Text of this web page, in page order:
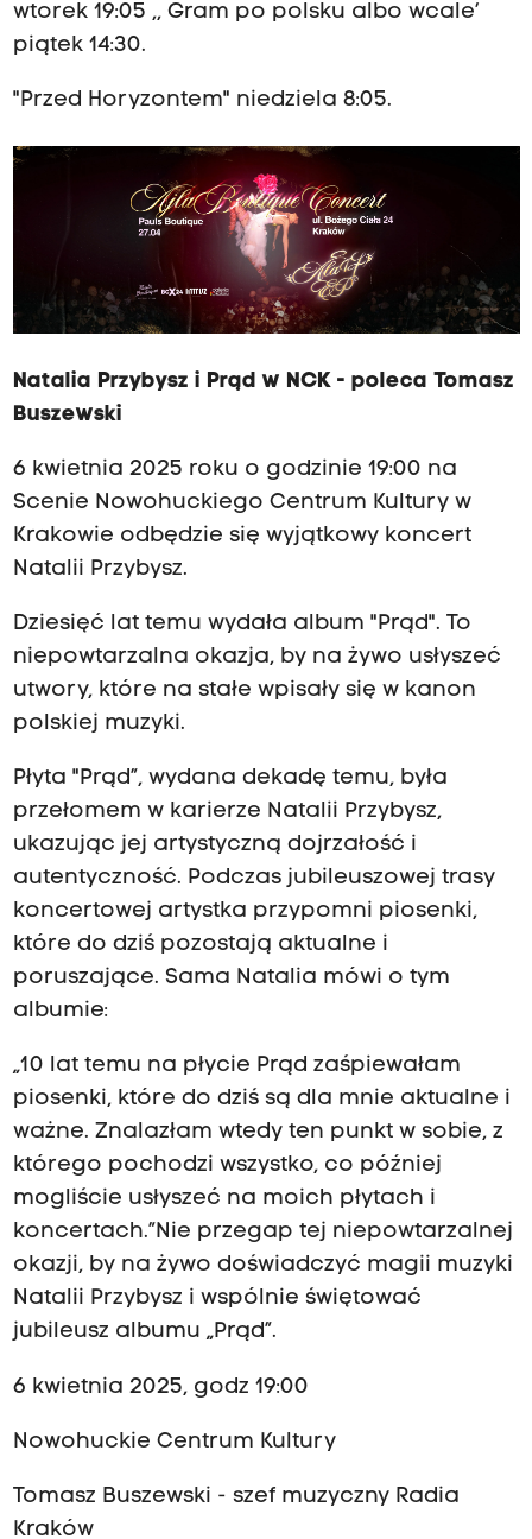
wtorek 19:05 ,, Gram po polsku albo wcale’
piątek 14:30.
"Przed Horyzontem" niedziela 8:05.
Natalia Przybysz i Prąd w NCK - poleca Tomasz
Buszewski
6 kwietnia 2025 roku o godzinie 19:00 na
Scenie Nowohuckiego Centrum Kultury w
Krakowie odbędzie się wyjątkowy koncert
Natalii Przybysz.
Dziesięć lat temu wydała album "Prąd". To
niepowtarzalna okazja, by na żywo usłyszeć
utwory, które na stałe wpisały się w kanon
polskiej muzyki.
Płyta "Prąd”, wydana dekadę temu, była
przełomem w karierze Natalii Przybysz,
ukazując jej artystyczną dojrzałość i
autentyczność. Podczas jubileuszowej trasy
koncertowej artystka przypomni piosenki,
które do dziś pozostają aktualne i
poruszające. Sama Natalia mówi o tym
albumie:
„10 lat temu na płycie Prąd zaśpiewałam
piosenki, które do dziś są dla mnie aktualne i
ważne. Znalazłam wtedy ten punkt w sobie, z
którego pochodzi wszystko, co później
mogliście usłyszeć na moich płytach i
koncertach.”Nie przegap tej niepowtarzalnej
okazji, by na żywo doświadczyć magii muzyki
Natalii Przybysz i wspólnie świętować
jubileusz albumu „Prąd”.​
6 kwietnia 2025, godz 19:00
Nowohuckie Centrum Kultury
Tomasz Buszewski - szef muzyczny Radia
Kraków